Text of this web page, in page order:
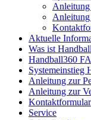
Anleitung
Anleitung
Aktuelle
Was ist
Handball360
Systemeinstieg
Anleitung zur
Anleitung zur
Kontaktformular
Service